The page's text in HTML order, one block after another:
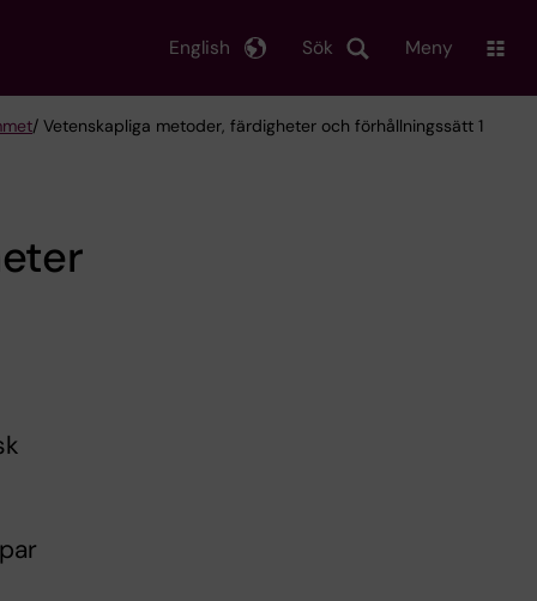
Sök
English Meny
/ Vetenskapliga metoder, färdigheter och förhållningssätt 1